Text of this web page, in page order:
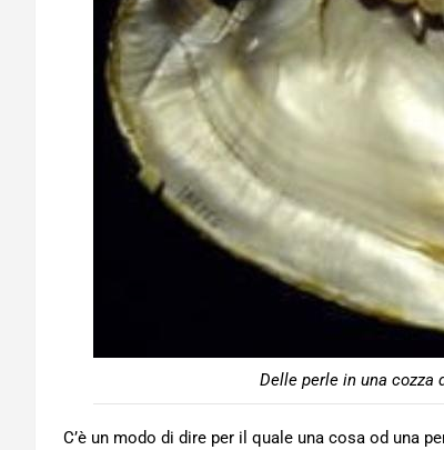
Delle perle in una cozza
C’è un modo di dire per il quale una cosa od una